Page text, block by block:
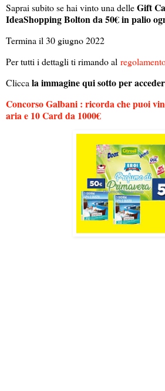
Saprai subito se hai vinto una delleGift
IdeaShopping Bolton da 50€ in palio
Termina il 30 giugno 2022
Per tutti i dettagli ti rimando al
Clicca la immagine qui sotto per
Concorso Galbani : ricorda che puoi
aria e 10 Card da 1000€